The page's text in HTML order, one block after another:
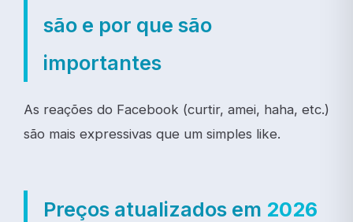
são e por que são
importantes
As reações do Facebook (curtir, amei, haha, etc.)
são mais expressivas que um simples like.
Preços atualizados em 2026